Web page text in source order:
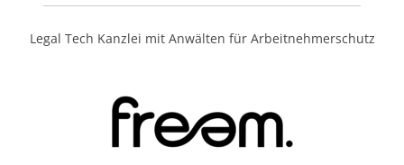
Legal Tech Kanzlei mit Anwälten für Arbeitnehmerschutz